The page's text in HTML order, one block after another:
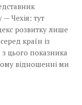
— Чехія: тут
розвитку лише
країн із
цього показника
відношенні ми